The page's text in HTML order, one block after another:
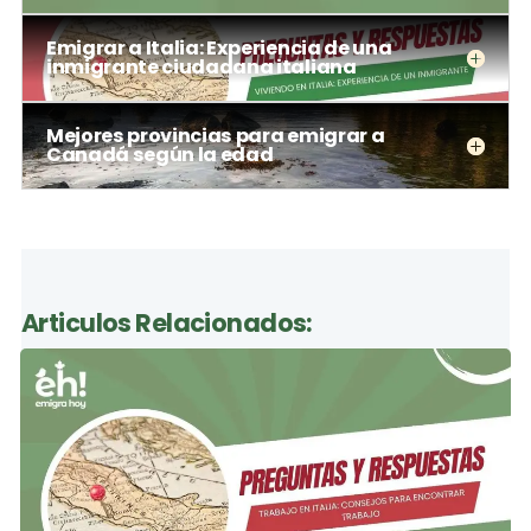
Emigrar a Italia: Experiencia de una
inmigrante ciudadana italiana
Mejores provincias para emigrar a
Canadá según la edad
Articulos Relacionados: